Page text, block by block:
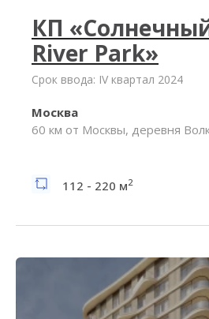
КП
River Park»
Срок ввода: IV квартал 2024
Москва
60 км от Москвы, деревня
112 - 220 м2